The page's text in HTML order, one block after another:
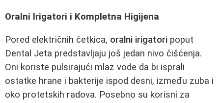
Oralni Irigatori i Kompletna Higijena
Pored električnih četkica, oralni irigatori poput
Dental Jeta predstavljaju još jedan nivo čišćenja.
Oni koriste pulsirajući mlaz vode da bi isprali
ostatke hrane i bakterije ispod desni, između zuba i
oko protetskih radova. Posebno su korisni za